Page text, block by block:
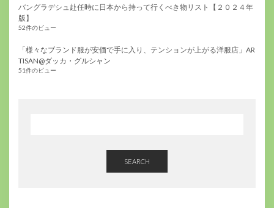
バングラデシュ赴任時に日本から持って行くべき物リスト【２０２４年
版】
52件のビュー
「様々なブランド服が安価で手に入り、テンションが上がる洋服店」AR
TISAN@ダッカ・グルシャン
51件のビュー
SEARCH